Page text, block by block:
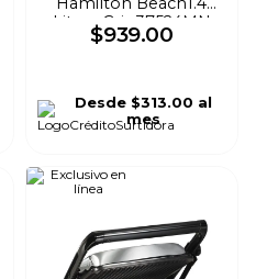
Litros Gris 37524MN
$939.00
Desde$313.00 al
mes